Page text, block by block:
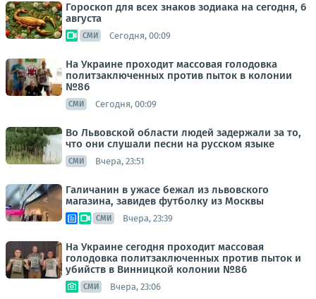
Гороскоп для всех знаков зодиака на сегодня, 6
августа
СМИ Сегодня, 00:09
На Украине проходит массовая голодовка
политзаключенных против пыток в колонии
№86
СМИ Сегодня, 00:09
Во Львовской области людей задержали за то,
что они слушали песни на русском языке
СМИ Вчера, 23:51
Галичанин в ужасе бежал из львовского
магазина, завидев футболку из Москвы
СМИ Вчера, 23:39
На Украине сегодня проходит массовая
голодовка политзаключенных против пыток и
убийств в Винницкой колонии №86
СМИ Вчера, 23:06